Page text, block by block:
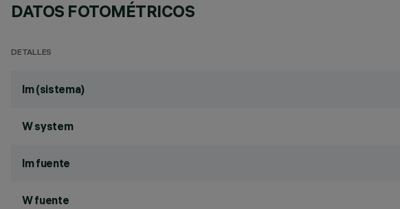
DATOS FOTOMÉTRICOS
DETALLES
lm (sistema)
W system
lm fuente
W fuente